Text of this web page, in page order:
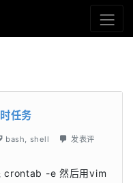
任务
bash shell
发表评
crontab -e 然后用vim